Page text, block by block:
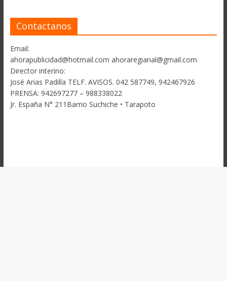
Contactanos
Email:
ahorapublicidad@hotmail.com ahoraregianal@gmail.com
Director interino:
José Arias Padilla TELF. AVISOS. 042 587749, 942467926
PRENSA: 942697277 – 988338022
Jr. España N° 211Barrio Suchiche • Tarapoto